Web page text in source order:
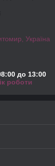
Україна
до 13:00
роботи